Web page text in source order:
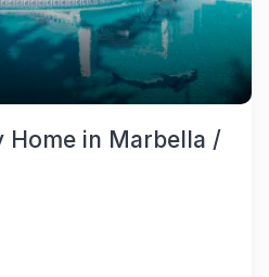
Home in Marbella /